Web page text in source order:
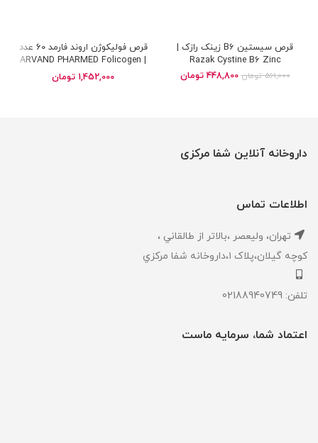
قرص سیستین B6 زینک رازک |
Razak Cystine B6 Zinc
561,000 تومان 448,800 تومان
قرص فولیکوژن اروند فارمد 60 عدد
| ARVAND PHARMED Folicogen
tablets 60 tabs
1,452,000 تومان
داروخانه آنلاین شفا مرکزی
اطلاعات تماس
تهران، ‎وليعصر ،بالاتر از طالقاني ،
كوچه گيلان،پلاک ۱،داروخانه شفا مركزي
تلفن: 02188940749
اعتماد شما، سرمایه ماست